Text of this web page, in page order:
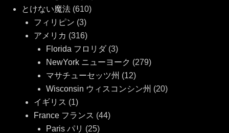
とけない魔法(610)
フィリピン (3)
アメリカ (316)
Florida フロリダ(3)
NewYork ニューヨーク (279)
マサチューセッツ州 (12)
Wisconsin ウィスコンシン州 (20)
イギリス (1)
France フランス (44)
Paris パリ (25)